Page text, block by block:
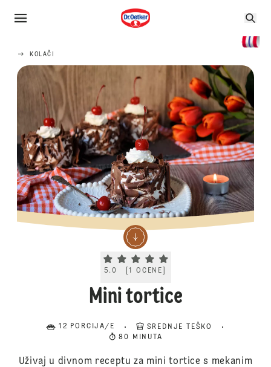
KOLAČI
Current rating 5.0. Click to rate.
5.0 [1 OCENE
Mini tortice
12 PORCIJA/E
SREDNJE TEŠKO
80 MINUTA
Uživaj u divnom receptu za mini tortice s mekanim